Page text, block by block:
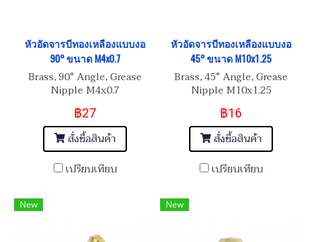
หัวอัดจารบีทองเหลืองแบบงอ
90° ขนาด M4x0.7
Brass, 90° Angle, Grease
Nipple M4x0.7
฿27
สั่งซื้อสินค้า
เปรียบเทียบ
หัวอัดจารบีทองเหลืองแบบงอ
45° ขนาด M10x1.25
Brass, 45° Angle, Grease
Nipple M10x1.25
฿16
สั่งซื้อสินค้า
เปรียบเทียบ
New New